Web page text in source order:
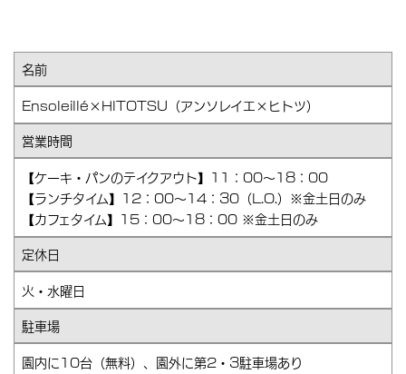
名前
Ensoleillé×HITOTSU（アンソレイエ×ヒトツ）
営業時間
【ケーキ・パンのテイクアウト】11：00～18：00
【ランチタイム】12：00～14：30（L.O.）※金土日のみ
【カフェタイム】15：00～18：00 ※金土日のみ
定休日
火・水曜日
駐車場
園内に10台（無料）、園外に第2・3駐車場あり